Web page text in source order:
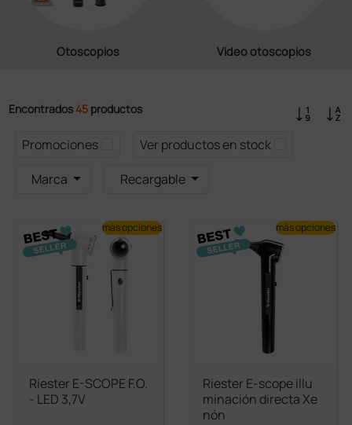
Otoscopios Video otoscopios
Encontrados 45 productos
Promociones
Ver productos en stock
Marca
Recargable
Riester E-SCOPE F.O.
- LED 3,7V
más opciones
Riester E-scope illu
minación directa Xe
nón
más opciones